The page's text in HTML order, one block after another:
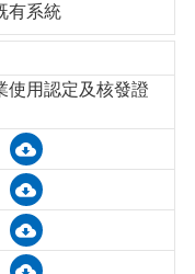
有系統
使用認定及核發證